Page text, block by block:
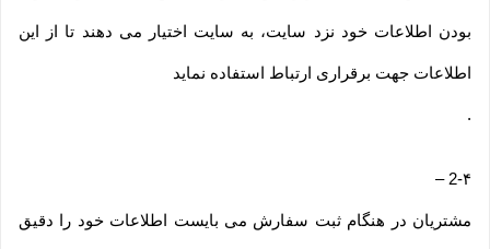
بودن اطلاعات خود نزد سایت، به سایت اختیار می دهند تا از این
اطلاعات جهت برقراری ارتباط استفاده نماید
.
2-۴ –
مشتریان در هنگام ثبت سفارش می بایست اطلاعات خود را دقیق